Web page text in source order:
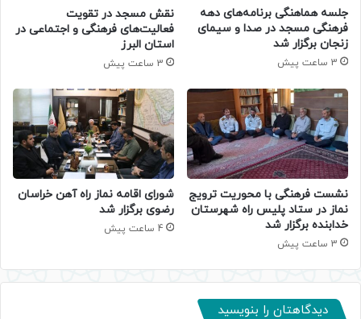
جلسه هماهنگی برنامه‌های دهه
فرهنگی مسجد در صدا و سیمای
زنجان برگزار شد
3 ساعت پیش
نقش مسجد در تقویت
فعالیت‌های فرهنگی و اجتماعی در
استان البرز
3 ساعت پیش
نشست فرهنگی با محوریت ترویج
نماز در ستاد پلیس راه شهرستان
خدابنده برگزار شد
3 ساعت پیش
شورای اقامه نماز راه آهن خراسان
رضوی برگزار شد
4 ساعت پیش
دیدگاهتان را بنویسید